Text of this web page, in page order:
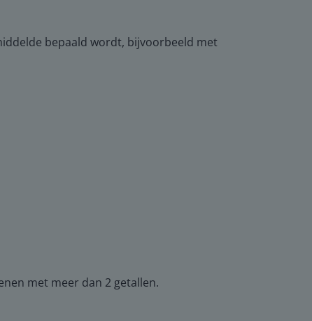
bepaald wordt, bijvoorbeeld met
met meer dan 2 getallen.